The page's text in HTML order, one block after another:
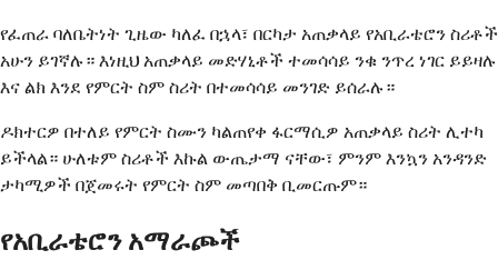
የፈጠራ ባለቤትነት ጊዜው ካለፈ በኋላ፣ በርካታ አጠቃላይ የአቢራቴሮን ስሪቶች
አሁን ይገኛሉ። እነዚህ አጠቃላይ መድሃኒቶች ተመሳሳይ ንቁ ንጥረ ነገር ይይዛሉ
እና ልክ እንደ የምርት ስም ስሪት በተመሳሳይ መንገድ ይሰራሉ።
ዶክተርዎ በተለይ የምርት ስሙን ካልጠየቀ ፋርማሲዎ አጠቃላይ ስሪት ሊተካ
ይችላል። ሁለቱም ስሪቶች እኩል ውጤታማ ናቸው፣ ምንም እንኳን አንዳንድ
ታካሚዎች በጀመሩት የምርት ስም መጣበቅ ቢመርጡም።
የአቢራቴሮን አማራጮች